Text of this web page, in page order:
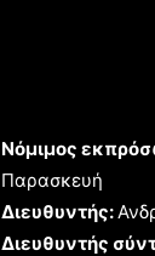
Νόμιμος
Παρασκευή
Διευθυντής:
Διευθυντής